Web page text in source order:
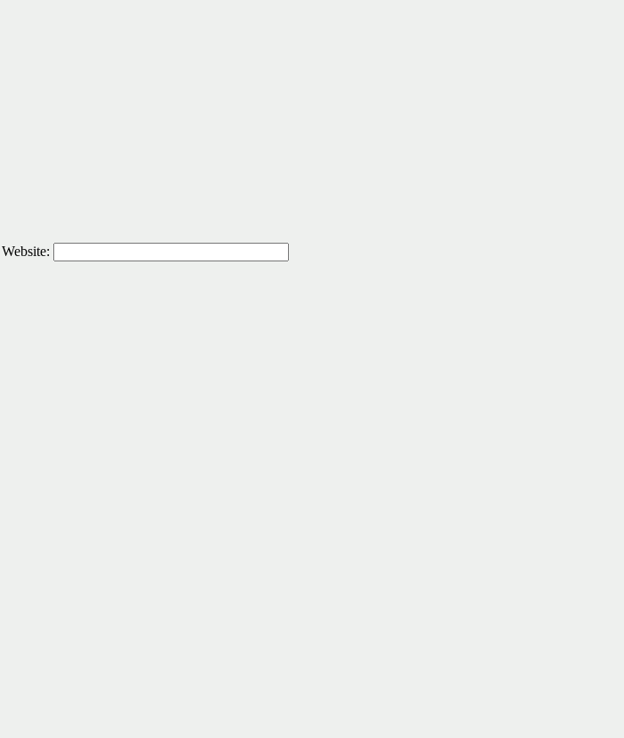
Website: